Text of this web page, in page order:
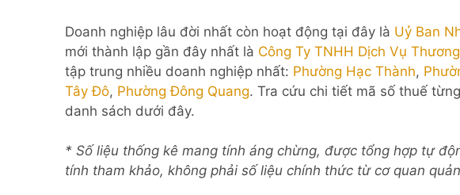
Doanh nghiệp lâu đời nhất còn hoạt động tại đây là Uỷ Ban
mới thành lập gần đây nhất là Công Ty TNHH Dịch Vụ
tập trung nhiều doanh nghiệp nhất: Phường Hạc Thành,
Tây Đô, Phường Đông Quang. Tra cứu chi tiết mã số thuế
danh sách dưới đây.
* Số liệu thống kê mang tính áng chừng, được tổng hợp tự
tính tham khảo, không phải số liệu chính thức từ cơ quan